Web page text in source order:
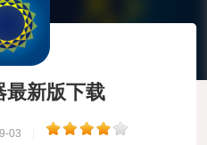
最新版下载
03